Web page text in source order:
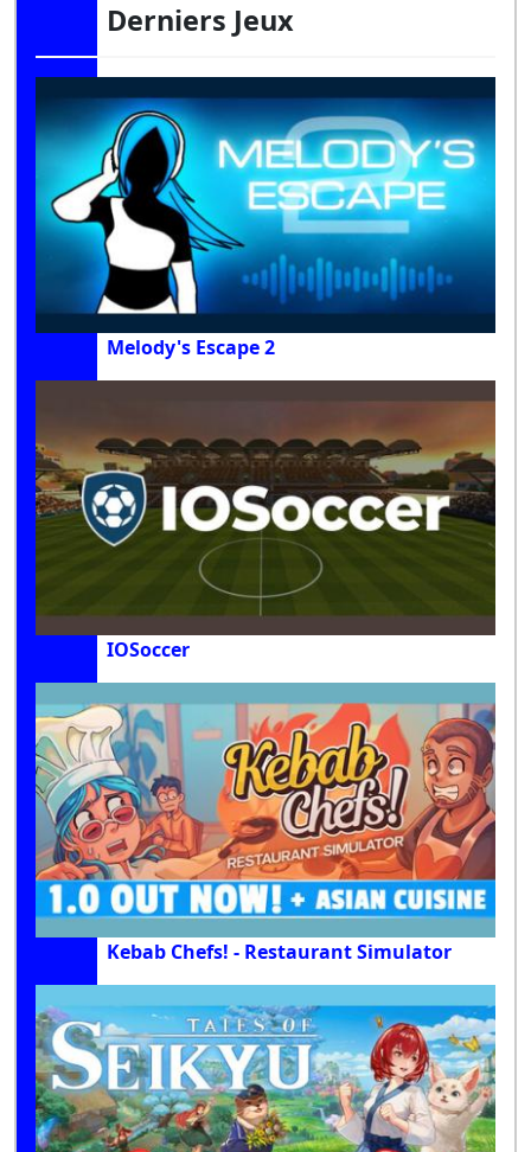
Derniers Jeux
Melody's Escape 2
IOSoccer
Kebab Chefs! - Restaurant Simulator